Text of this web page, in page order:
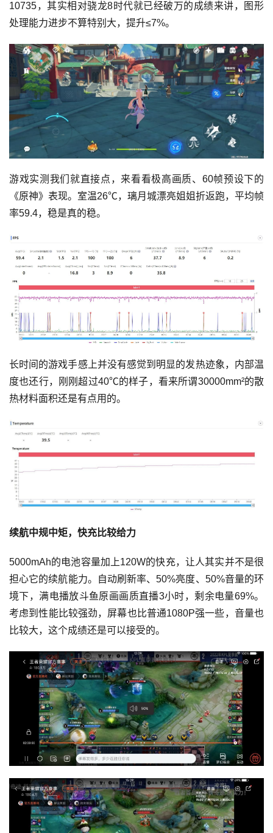
10735，其实相对骁龙8时代就已经破万的成绩来讲，图形
处理能力进步不算特别大，提升≤7%。
游戏实测我们就直接点，来看看极高画质、60帧预设下的
《原神》表现。室温26℃，璃月城漂亮姐姐折返跑，平均帧
率59.4，稳是真的稳。
长时间的游戏手感上并没有感觉到明显的发热迹象，内部温
度也还行，刚刚超过40℃的样子，看来所谓30000mm²的散
热材料面积还是有点用的。
续航中规中矩，快充比较给力
5000mAh的电池容量加上120W的快充，让人其实并不是很
担心它的续航能力。自动刷新率、50%亮度、50%音量的环
境下，满电播放斗鱼原画画质直播3小时，剩余电量69%。
考虑到性能比较强劲，屏幕也比普通1080P强一些，音量也
比较大，这个成绩还是可以接受的。